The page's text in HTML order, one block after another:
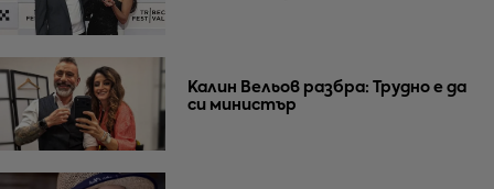
Калин Вельов разбра: Трудно е да
си министър